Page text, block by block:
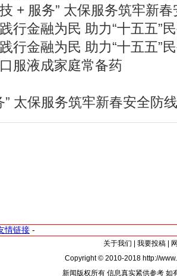
+ 服务” 太保服务筑牢新
行金融为民 助力“十五五”
行金融为民 助力“十五五”
服液成家庭常备药
” 太保服务筑牢新春安全防线
情链接 -
关于我们 我要投稿|
Copyright © 2010-2018 http://
新闻版权所有 信息真实紧供参考